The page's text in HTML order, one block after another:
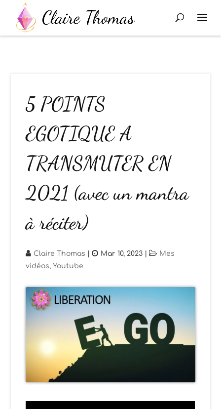
5 POINTS
EGOTIQUE A
TRANSMUTER EN
2021 (avec un mantra
à réciter)
Claire Thomas | Mar 10, 2023 |
Mes
vidéos,Youtube